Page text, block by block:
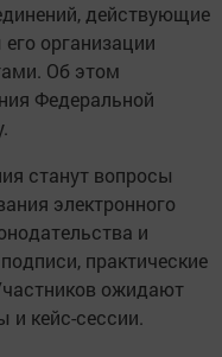
действующие
организации
Об этом
Федеральной
станут вопросы
электронного
и
практические
ожидают
и кейс-сессии.